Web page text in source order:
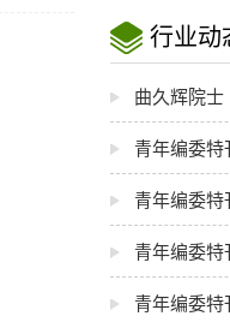
行业动
曲久辉院士
青年编委特刊 | 王力教
青年编委特刊 | 文
青年编委特刊 | 张清
青年编委特刊 | 罗景